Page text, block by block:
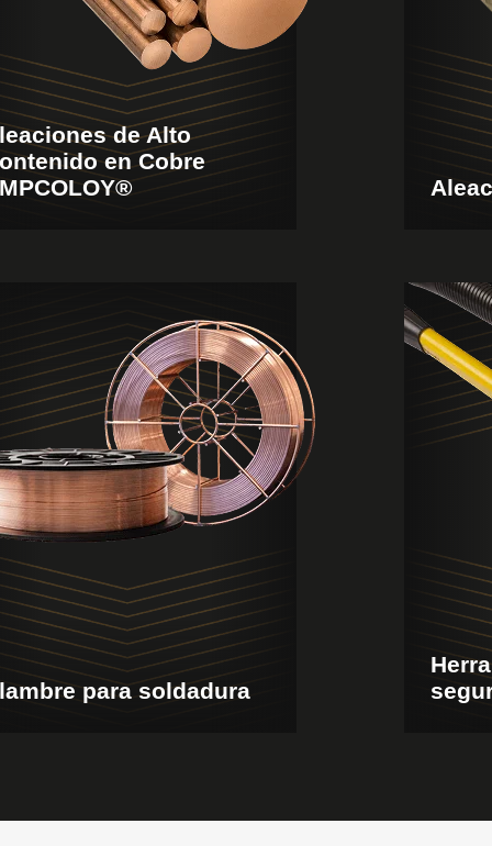
de Alto
en Cobre
para soldadura
View